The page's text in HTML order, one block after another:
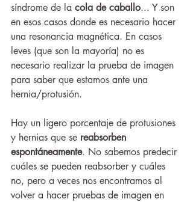
síndrome de la cola de caballo... Y son
en esos casos donde es necesario hacer
una resonancia magnética. En casos
leves (que son la mayoría) no es
necesario realizar la prueba de imagen
para saber que estamos ante una
hernia/protusión.
Hay un ligero porcentaje de protusiones
y hernias que se reabsorben
espontáneamente. No sabemos predecir
cuáles se pueden reabsorber y cuáles
no, pero a veces nos encontramos al
volver a hacer pruebas de imagen en